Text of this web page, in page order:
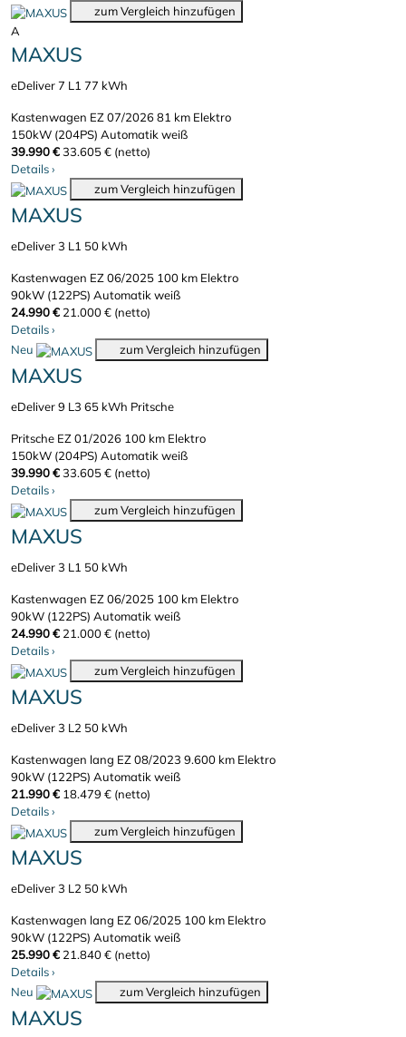
zum Vergleich hinzufügen
A
MAXUS
eDeliver 7 L1 77 kWh
Kastenwagen EZ 07/202681 km Elektro
150kW (204PS) Automatikweiß
39.990 €33.605 € (netto)
Details›
zum Vergleich hinzufügen
MAXUS
eDeliver 3 L1 50 kWh
Kastenwagen EZ 06/2025 100 km Elektro
90kW (122PS) Automatikweiß
24.990 € 21.000 € (netto)
Details›
Neu
zum Vergleich hinzufügen
MAXUS
eDeliver 9 L3 65 kWh Pritsche
Pritsche EZ 01/2026 100 km Elektro
150kW (204PS) Automatikweiß
39.990 €33.605 € (netto)
Details›
zum Vergleich hinzufügen
MAXUS
eDeliver 3 L1 50 kWh
Kastenwagen EZ 06/2025 100 km Elektro
90kW (122PS) Automatikweiß
24.990 € 21.000 € (netto)
Details›
zum Vergleich hinzufügen
MAXUS
eDeliver 3 L2 50 kWh
Kastenwagen lang EZ 08/2023 9.600 km Elektro
90kW (122PS) Automatikweiß
21.990 € 18.479 € (netto)
Details›
zum Vergleich hinzufügen
MAXUS
eDeliver 3 L2 50 kWh
Kastenwagen lang EZ 06/2025 100 km Elektro
90kW (122PS) Automatikweiß
25.990 € 21.840 € (netto)
Details›
Neu
zum Vergleich hinzufügen
MAXUS